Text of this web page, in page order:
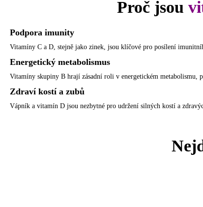
Proč jsou
Podpora imunity
Vitamíny C a D, stejně jako zinek, jsou klíčové pro posílení
Energetický metabolismus
Vitamíny skupiny B hrají zásadní roli v energetickém metabolismu,
Zdraví kostí a zubů
Vápník a vitamín D jsou nezbytné pro udržení silných kostí a